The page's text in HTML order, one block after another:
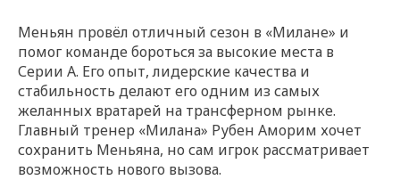
Меньян провёл отличный сезон в «Милане» и
помог команде бороться за высокие места в
Серии А. Его опыт, лидерские качества и
стабильность делают его одним из самых
желанных вратарей на трансферном рынке.
Главный тренер «Милана» Рубен Аморим хочет
сохранить Меньяна, но сам игрок рассматривает
возможность нового вызова.